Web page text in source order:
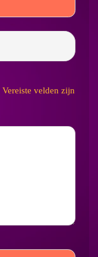
Vereiste velden zijn